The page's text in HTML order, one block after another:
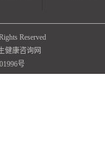
Reserved
健康咨询网
号